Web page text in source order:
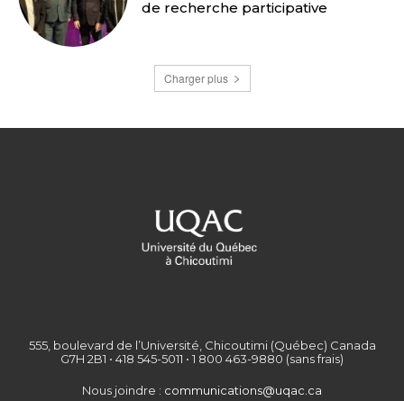
de recherche participative
Charger plus
555, boulevard de l’Université, Chicoutimi (Québec) Canada
G7H 2B1 • 418 545-5011 • 1 800 463-9880 (sans frais)
Nous joindre : communications@uqac.ca